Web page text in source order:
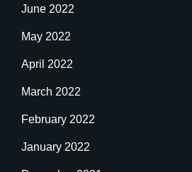
June 2022
May 2022
April 2022
March 2022
February 2022
January 2022